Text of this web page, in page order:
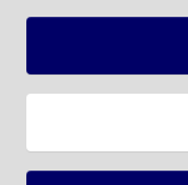
Vai alla pagina